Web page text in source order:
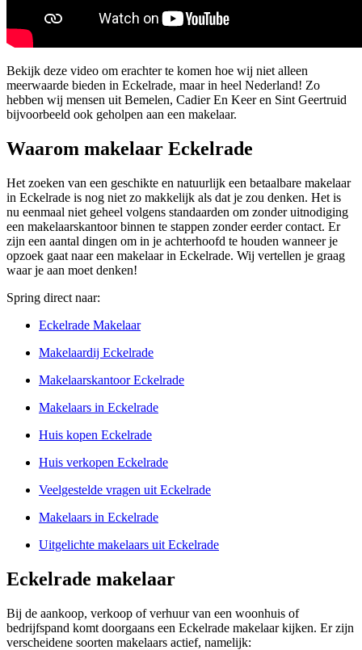
Bekijk deze video om erachter te komen hoe wij niet alleen
meerwaarde bieden in Eckelrade, maar in heel Nederland! Zo
hebben wij mensen uit Bemelen, Cadier En Keer en Sint Geertruid
bijvoorbeeld ook geholpen aan een makelaar.
Waarom makelaar Eckelrade
Het zoeken van een geschikte en natuurlijk een betaalbare makelaar
in Eckelrade is nog niet zo makkelijk als dat je zou denken. Het is
nu eenmaal niet geheel volgens standaarden om zonder uitnodiging
een makelaarskantoor binnen te stappen zonder eerder contact. Er
zijn een aantal dingen om in je achterhoofd te houden wanneer je
opzoek gaat naar een makelaar in Eckelrade. Wij vertellen je graag
waar je aan moet denken!
Spring direct naar:
Eckelrade Makelaar
Makelaardij Eckelrade
Makelaarskantoor Eckelrade
Makelaars in Eckelrade
Huis kopen Eckelrade
Huis verkopen Eckelrade
Veelgestelde vragen uit Eckelrade
Makelaars in Eckelrade
Uitgelichte makelaars uit Eckelrade
Eckelrade makelaar
Bij de aankoop, verkoop of verhuur van een woonhuis of
bedrijfspand komt doorgaans een Eckelrade makelaar kijken. Er zijn
verscheidene soorten makelaars actief, namelijk: